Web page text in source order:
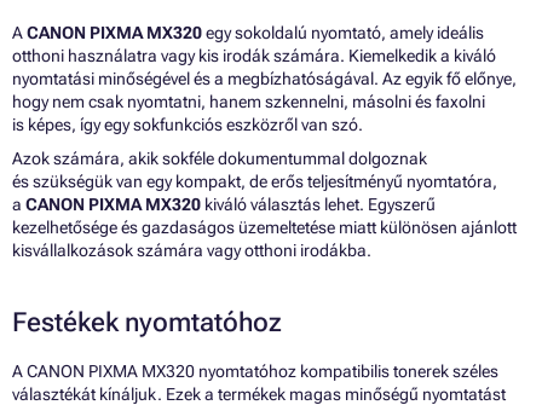
ACANON PIXMA MX320egy sokoldalú nyomtató, amely ideális
otthoni használatra vagy kis irodák számára. Kiemelkedik a kiváló
nyomtatási minőségével és a megbízhatóságával. Az egyik fő előnye,
hogy nem csak nyomtatni, hanem szkennelni, másolni és faxolni
is képes, így egy sokfunkciós eszközről van szó.
Azok számára, akik sokféle dokumentummal dolgoznak
és szükségük van egy kompakt, de erős teljesítményű nyomtatóra,
a CANON PIXMA MX320 kiváló választás lehet. Egyszerű
kezelhetősége és gazdaságos üzemeltetése miatt különösen ajánlott
kisvállalkozások számára vagy otthoni irodákba.
Festékek nyomtatóhoz
A CANON PIXMA MX320 nyomtatóhoz kompatibilis tonerek széles
választékát kínáljuk. Ezek a termékek magas minőségű nyomtatást